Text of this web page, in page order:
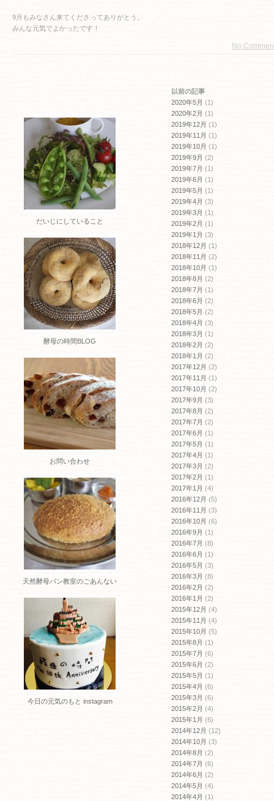
9月もみなさん来てくださってありがとう。
みんな元気でよかったです！
No
だいじにしていること
酵母の時間BLOG
お問い合わせ
天然酵母パン教室のごあんない
今日の元気のもと instagram
以前の記事
2020年5月 (1)
2020年2月 (1)
2019年12月 (1)
2019年11月 (1)
2019年10月 (1)
2019年9月 (2)
2019年7月 (1)
2019年6月 (1)
2019年5月 (1)
2019年4月 (3)
2019年3月 (1)
2019年2月 (1)
2019年1月 (3)
2018年12月 (1)
2018年11月 (2)
2018年10月 (1)
2018年8月 (2)
2018年7月 (1)
2018年6月 (2)
2018年5月 (2)
2018年4月 (3)
2018年3月 (1)
2018年2月 (2)
2018年1月 (2)
2017年12月 (2)
2017年11月 (1)
2017年10月 (2)
2017年9月 (3)
2017年8月 (2)
2017年7月 (2)
2017年6月 (1)
2017年5月 (1)
2017年4月 (1)
2017年3月 (2)
2017年2月 (1)
2017年1月 (4)
2016年12月 (5)
2016年11月 (3)
2016年10月 (6)
2016年9月 (1)
2016年7月 (8)
2016年6月 (1)
2016年5月 (3)
2016年3月 (8)
2016年2月 (2)
2016年1月 (2)
2015年12月 (4)
2015年11月 (4)
2015年10月 (5)
2015年8月 (1)
2015年7月 (6)
2015年6月 (2)
2015年5月 (1)
2015年4月 (6)
2015年3月 (6)
2015年2月 (4)
2015年1月 (6)
2014年12月 (12)
2014年10月 (3)
2014年8月 (2)
2014年7月 (6)
2014年6月 (2)
2014年5月 (4)
2014年4月 (1)